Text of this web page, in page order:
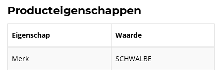
Producteigenschappen
Eigenschap Waarde
Merk SCHWALBE